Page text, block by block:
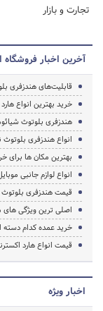
تجارت و بازار
آخرین اخبار فروشگاه
قابلیت‌های هندزفری
خرید بهترین انواع هارد اکسترنال 8 ترابایت +
هندزفری بلوتوث
انواع هندزفری
بهترین مکان ها برای
انواع لوازم جانبی
قیمت هندزفری
اصلی ترین ویژگی
خرید عمده کدام دسته
قیمت انواع هارد
اخبار ویژه